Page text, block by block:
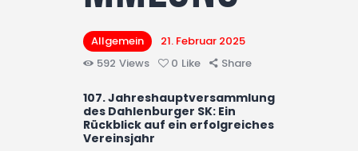
Allgemein
21. Februar 2025
592 Views 0 Like Share
107. Jahreshauptversammlung
des Dahlenburger SK: Ein
Rückblick auf ein erfolgreiches
Vereinsjahr